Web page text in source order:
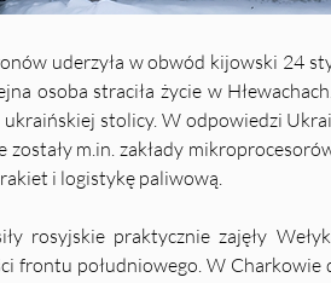
uderzyła w obwód kijowski 24
osoba straciła życie w
stolicy. W odpowiedzi
zostały m.in. zakłady
i logistykę paliwową.
rosyjskie praktycznie zajęły
frontu południowego. W